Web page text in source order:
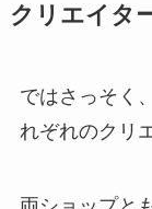
クリエイタ
ではさっそく、
れぞれのクリ